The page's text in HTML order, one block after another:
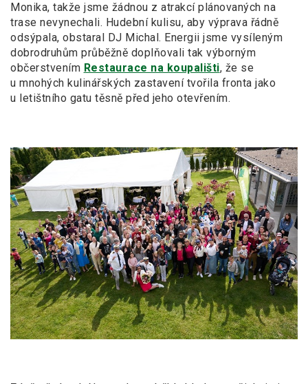
Monika, takže jsme žádnou z atrakcí plánovaných na
trase nevynechali. Hudební kulisu, aby výprava řádně
odsýpala, obstaral DJ Michal. Energii jsme vysíleným
dobrodruhům průběžně doplňovali tak výborným
občerstvením Restaurace na koupališti, že se
u mnohých kulinářských zastavení tvořila fronta jako
u letištního gatu těsně před jeho otevřením.